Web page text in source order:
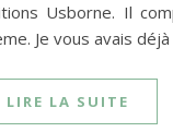
Usborne. Il
Je vous avais
LIRE LA SUITE